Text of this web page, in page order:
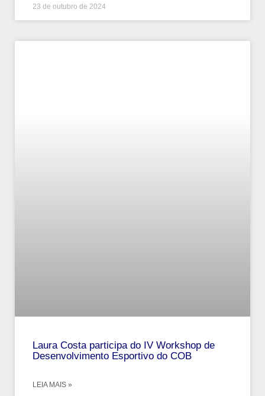
23 de outubro de 2024
Laura Costa participa do IV Workshop de
Desenvolvimento Esportivo do COB
LEIA MAIS »